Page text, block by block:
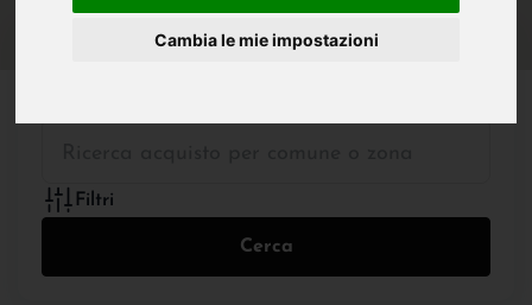
Cambia le mie impostazioni
Filtri
Cerca